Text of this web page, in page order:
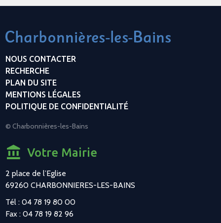
NOUS CONTACTER
RECHERCHE
PLAN DU SITE
MENTIONS LÉGALES
POLITIQUE DE CONFIDENTIALITÉ
© Charbonnières-les-Bains
Votre Mairie
2 place de l’Eglise
69260 CHARBONNIERES-LES-BAINS
Tél : 04 78 19 80 00
Fax : 04 78 19 82 96